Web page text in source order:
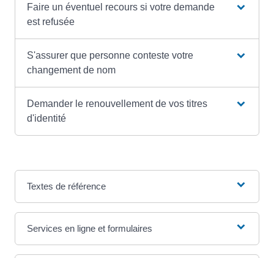
Faire un éventuel recours si votre demande
est refusée
S'assurer que personne conteste votre
changement de nom
Demander le renouvellement de vos titres
d'identité
Textes de référence
Services en ligne et formulaires